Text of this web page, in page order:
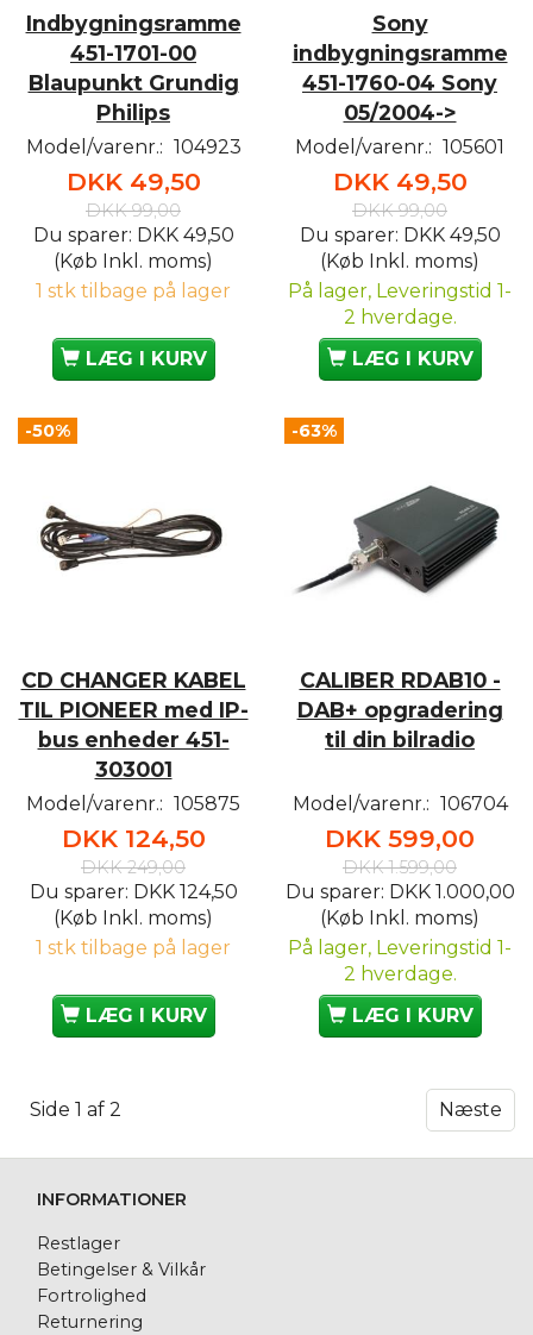
Indbygningsramme
451-1701-00
Blaupunkt Grundig
Philips
Model/varenr.: 104923
DKK 49,50
DKK 99,00
Du sparer: DKK 49,50
(Køb Inkl. moms)
1 stk tilbage på lager
LÆG I KURV
Sony
indbygningsramme
451-1760-04 Sony
05/2004->
Model/varenr.: 105601
DKK 49,50
DKK 99,00
Du sparer: DKK 49,50
(Køb Inkl. moms)
På lager, Leveringstid 1-
2 hverdage.
LÆG I KURV
-50%
CD CHANGER KABEL
TIL PIONEER med IP-
bus enheder 451-
303001
Model/varenr.: 105875
DKK 124,50
DKK 249,00
Du sparer: DKK 124,50
(Køb Inkl. moms)
1 stk tilbage på lager
LÆG I KURV
-63%
CALIBER RDAB10 -
DAB+ opgradering
til din bilradio
Model/varenr.: 106704
DKK 599,00
DKK 1.599,00
Du sparer: DKK 1.000,00
(Køb Inkl. moms)
På lager, Leveringstid 1-
2 hverdage.
LÆG I KURV
Side 1 af 2 Næste
INFORMATIONER
Restlager
Betingelser & Vilkår
Fortrolighed
Returnering